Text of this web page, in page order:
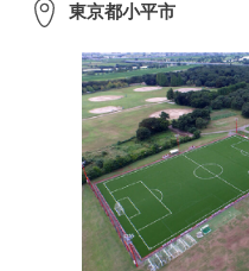
東京都小平市